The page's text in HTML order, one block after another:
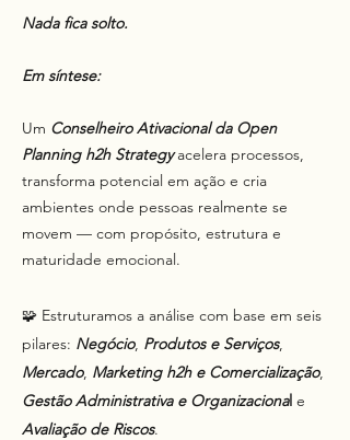
Nada fica solto.
Em síntese:
Um Conselheiro Ativacional da Open
Planning h2h Strategyacelera processos,
transforma potencial em ação e cria
ambientes onde pessoas realmente se
movem — com propósito, estrutura e
maturidade emocional.
🧩 Estruturamos a análise com base em seis
pilares: Negócio, Produtos e Serviços,
Mercado, Marketing h2h e Comercialização,
Gestão Administrativa e Organizacional e
Avaliação de Riscos.